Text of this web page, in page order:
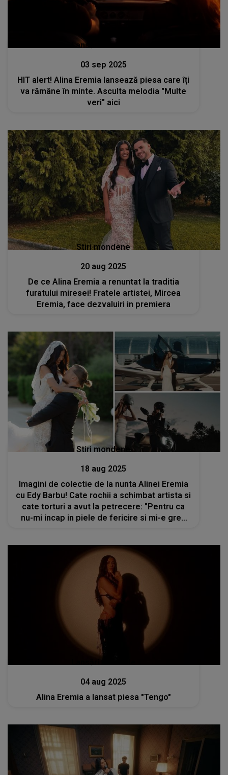
Lansări muzicale
03 sep 2025
HIT alert! Alina Eremia lansează piesa care îți
va rămâne în minte. Asculta melodia "Multe
veri" aici
Stiri mondene
20 aug 2025
De ce Alina Eremia a renuntat la traditia
furatului miresei! Fratele artistei, Mircea
Eremia, face dezvaluiri in premiera
Stiri mondene
18 aug 2025
Imagini de colectie de la nunta Alinei Eremia
cu Edy Barbu! Cate rochii a schimbat artista si
cate torturi a avut la petrecere: "Pentru ca
nu-mi incap in piele de fericire si mi-e greu
04 aug 2025
Alina Eremia a lansat piesa "Tengo"